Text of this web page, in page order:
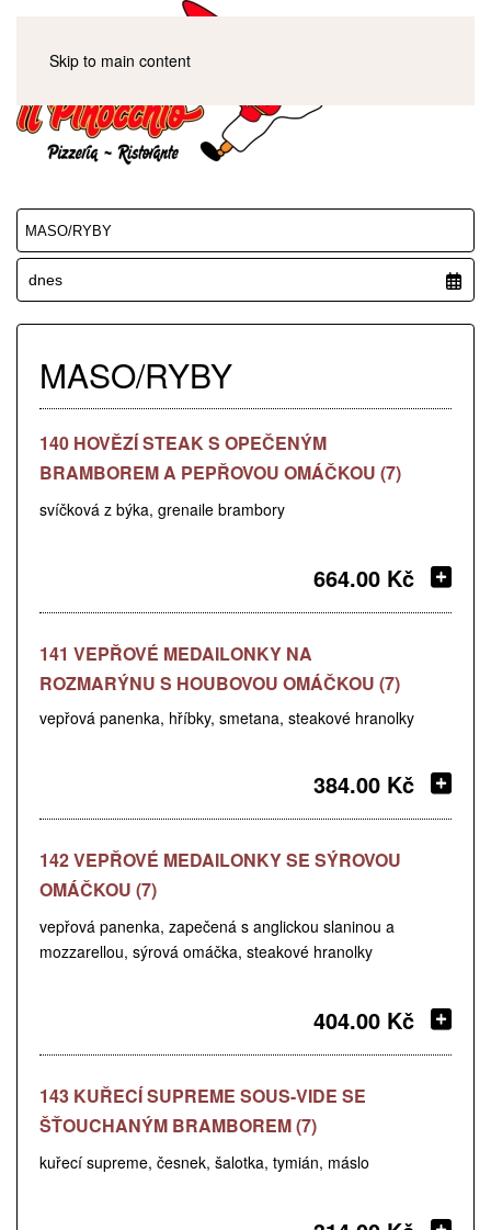
Skip to main content
Vyberte menu
Datum:
MASO/RYBY
140 HOVĚZÍ STEAK S OPEČENÝM
BRAMBOREM A PEPŘOVOU OMÁČKOU (7)
svíčková z býka, grenaile brambory
664.00 Kč
141 VEPŘOVÉ MEDAILONKY NA
ROZMARÝNU S HOUBOVOU OMÁČKOU (7)
vepřová panenka, hříbky, smetana, steakové hranolky
384.00 Kč
142 VEPŘOVÉ MEDAILONKY SE SÝROVOU
OMÁČKOU (7)
vepřová panenka, zapečená s anglickou slaninou a
mozzarellou, sýrová omáčka, steakové hranolky
404.00 Kč
143 KUŘECÍ SUPREME SOUS-VIDE SE
ŠŤOUCHANÝM BRAMBOREM (7)
kuřecí supreme, česnek, šalotka, tymián, máslo